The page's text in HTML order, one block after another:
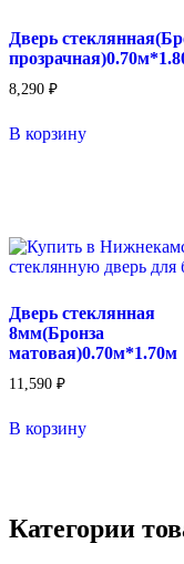
Дверь
8,290 ₽
В корзину
Дверь стеклянная
8мм(Бронза
матовая)0.70м*1.70м
11,590 ₽
В корзину
Категории